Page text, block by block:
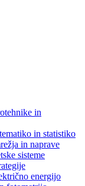
in
in statistiko
in naprave
sisteme
energijo